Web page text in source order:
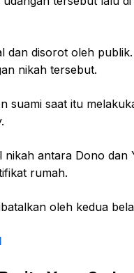
dan disorot oleh
nikah tersebut.
suami saat itu
antara Dono dan
rumah.
oleh kedua